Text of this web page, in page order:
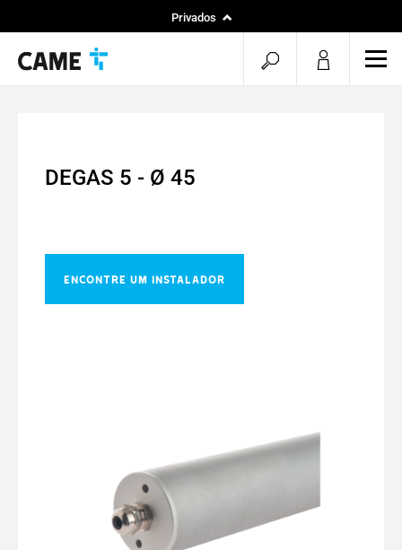
Privados
pesquisa
aberta
DEGAS 5 - Ø 45
ENCONTRE UM INSTALADOR